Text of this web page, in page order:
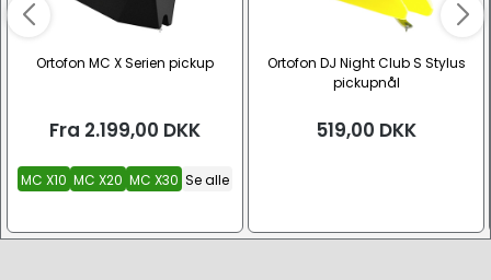
Ortofon MC X Serien pickup
Fra 2.199,00 DKK
MC X10 MC X20 MC X30 Se alle
Ortofon DJ Night Club S Stylus
pickupnål
519,00 DKK